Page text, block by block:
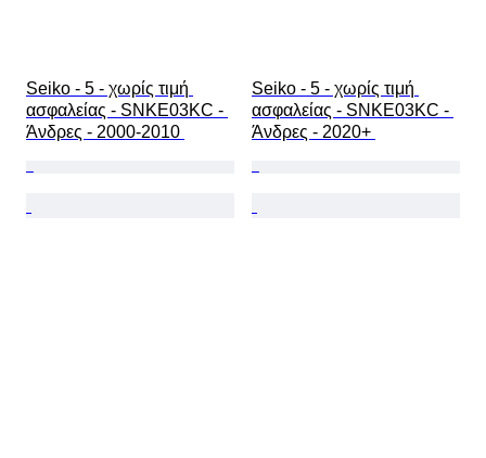
Seiko - 5 - χωρίς τιμή
ασφαλείας - SNKE03KC -
Άνδρες - 2000-2010
Seiko - 5 - χωρίς τιμή
ασφαλείας - SNKE03KC -
Άνδρες - 2020+